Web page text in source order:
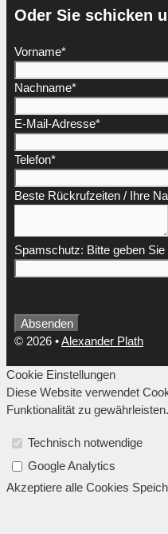
Oder Sie schicken
Vorname*
Nachname*
E-Mail-Adresse*
Telefon*
Beste Rückrufzeiten / Ihre
Spamschutz: Bitte geben Sie
Company
Name*
Absenden
© 2026 •Alexander Plath
Cookie Einstellungen
Diese Website verwendet
Funktionalität zu gewährleisten.
Technisch notwendige
Google Analytics
Akzeptiere alle Cookies